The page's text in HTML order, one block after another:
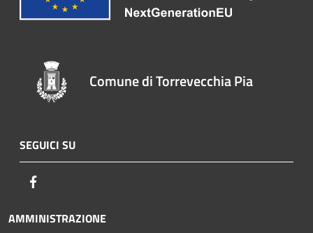
Comune di Torrevecchia Pia
SEGUICI SU
AMMINISTRAZIONE